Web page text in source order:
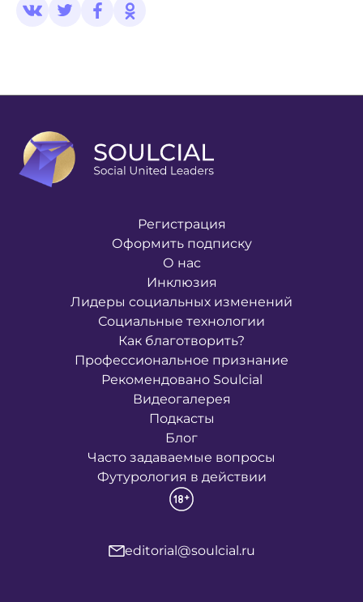
Регистрация
Оформить подписку
О нас
Инклюзия
Лидеры социальных изменений
Социальные технологии
Как благотворить?
Профессиональное признание
Рекомендовано Soulcial
Видеогалерея
Подкасты
Блог
Часто задаваемые вопросы
Футурология в действии
editorial@soulcial.ru